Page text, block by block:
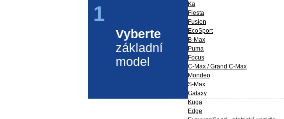
Vyberte
základní
model
1
Ka
Fiesta
Fusion
EcoSport
B-Max
Puma
Focus
C-Max / Grand C-Max
Mondeo
S-Max
Galaxy
Kuga
Edge